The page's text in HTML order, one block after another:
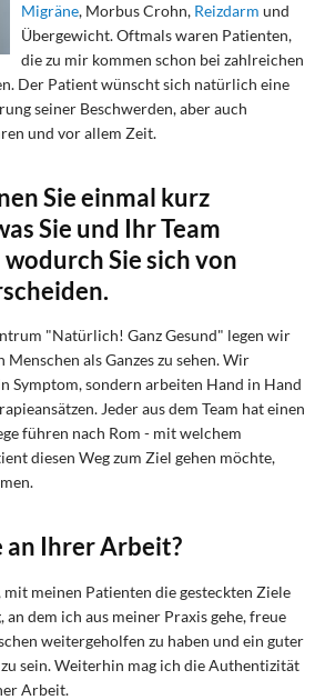
Migräne, Morbus Crohn, Reizdarm und
Übergewicht. Oftmals waren Patienten,
die zu mir kommen schon bei zahlreichen
Der Patient wünscht sich natürlich eine
seiner Beschwerden, aber auch
und vor allem Zeit.
Sie einmal kurz
Sie und Ihr Team
Sie sich von
"Natürlich! Ganz Gesund" legen wir
als Ganzes zu sehen. Wir
Symptom, sondern arbeiten Hand in Hand
Jeder aus dem Team hat einen
führen nach Rom - mit welchem
diesen Weg zum Ziel gehen möchte,
an Ihrer Arbeit?
mit meinen Patienten die gesteckten Ziele
an dem ich aus meiner Praxis gehe, freue
weitergeholfen zu haben und ein guter
sein. Weiterhin mag ich die Authentizität
Arbeit.